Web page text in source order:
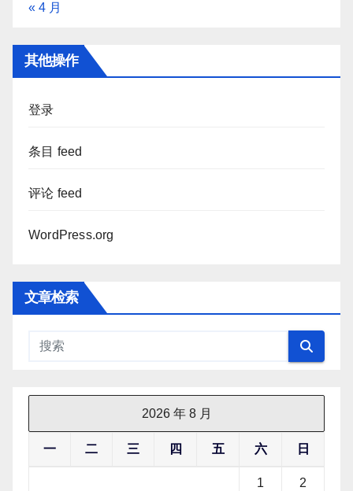
« 4 月
其他操作
登录
条目 feed
评论 feed
WordPress.org
文章检索
2026 年 8 月
一 二 三 四 五 六 日
1 2